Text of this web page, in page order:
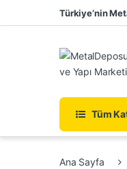
Skip to navigation
Skip to contentTürkiye’nin
Tüm
Ana Sayfa